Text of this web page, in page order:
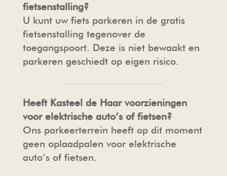
fietsenstalling?
U kunt uw fiets parkeren in de gratis
fietsenstalling tegenover de
toegangspoort. Deze is niet bewaakt en
parkeren geschiedt op eigen risico.
Heeft Kasteel de Haar voorzieningen
voor elektrische auto’s of fietsen?
Ons parkeerterrein heeft op dit moment
geen oplaadpalen voor elektrische
auto’s of fietsen.